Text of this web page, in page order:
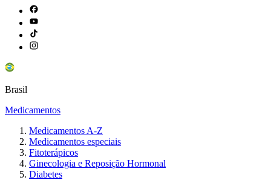
Brasil
Medicamentos
Medicamentos A-Z
Medicamentos especiais
Fitoterápicos
Ginecologia e Reposição Hormonal
Diabetes